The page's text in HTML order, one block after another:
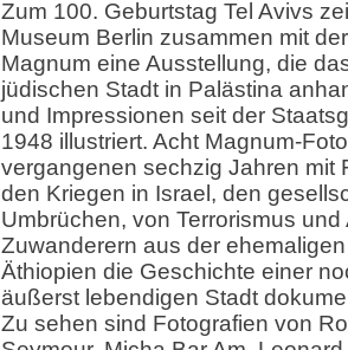
Zum 100. Geburtstag Tel Avivs
Museum Berlin zusammen mit
Magnum eine Ausstellung, die
jüdischen Stadt in Palästina
und Impressionen seit der
1948 illustriert. Acht Magnum-
vergangenen sechzig Jahren mit
den Kriegen in Israel, den
Umbrüchen, von Terrorismus
Zuwanderern aus der
Äthiopien die Geschichte einer
äußerst lebendigen Stadt
Zu sehen sind Fotografien von